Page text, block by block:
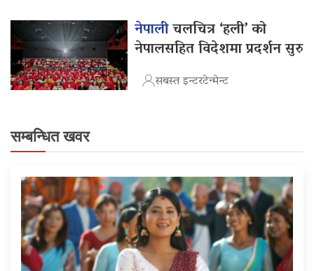
नेपालीचलचित्र ‘हली’ को
नेपालसहित विदेशमा प्रदर्शन सुरु
सबस्त इन्टरटेन्मेन्ट
सम्बन्धित खवर